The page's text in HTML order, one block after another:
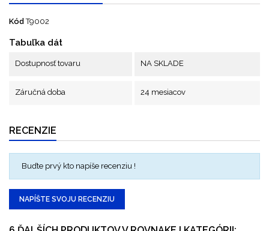
Kód T9002
Tabuľka dát
Dostupnosť tovaru NA SKLADE
Záručná doba 24 mesiacov
RECENZIE
Buďte prvý kto napíše recenziu !
NAPÍŠTE SVOJU RECENZIU